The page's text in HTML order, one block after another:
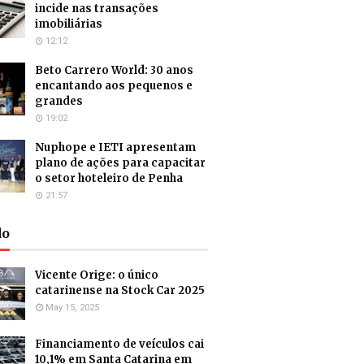
incide nas transações
imobiliárias
12:12
Beto Carrero World: 30 anos
encantando aos pequenos e
grandes
19:02
Nuphope e IETI apresentam
plano de ações para capacitar
o setor hoteleiro de Penha
21:57
Vicente Orige: o único
catarinense na Stock Car 2025
May 15, 2025
Financiamento de veículos cai
10,1% em Santa Catarina em